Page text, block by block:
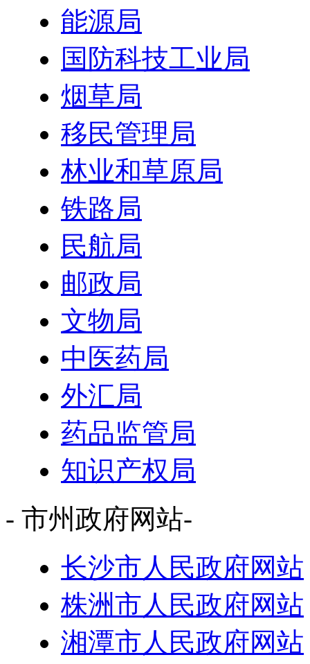
能源局
国防科技工业局
烟草局
移民管理局
林业和草原局
铁路局
民航局
邮政局
文物局
中医药局
外汇局
药品监管局
知识产权局
- 市州政府网站-
长沙市人民政府网站
株洲市人民政府网站
湘潭市人民政府网站